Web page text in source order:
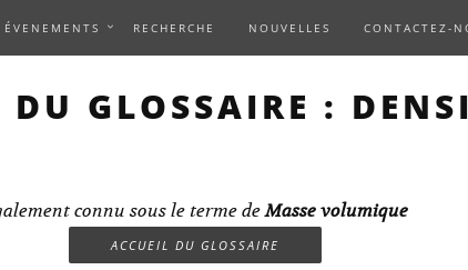
ÉVENEMENTS RECHERCHE NOUVELLES CONTACTEZ-
DU GLOSSAIRE :
connu sous le terme deMasse volumique
ACCUEIL DU GLOSSAIRE